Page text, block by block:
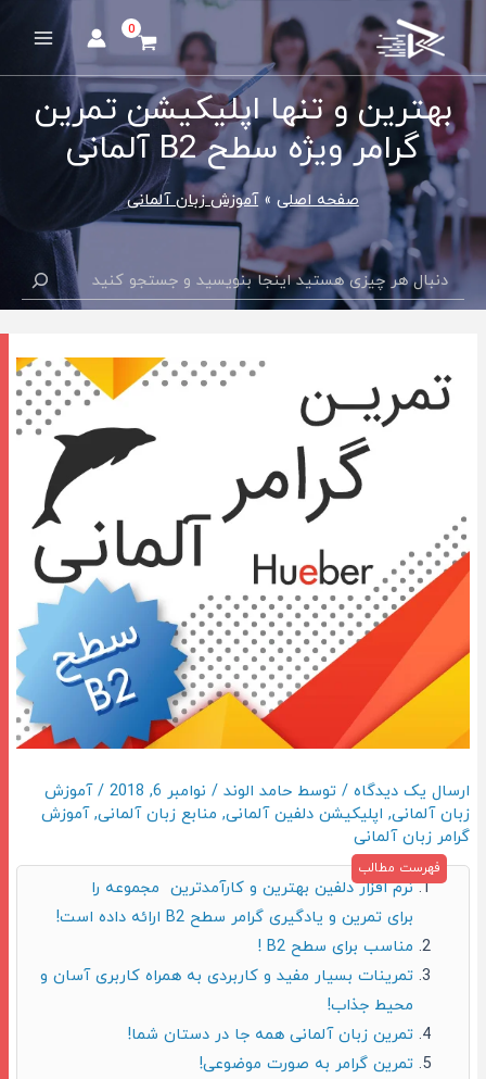
Main
بهترین و تنها اپلیکیشن تمرین
گرامر ویژه سطح B2 آلمانی
صفحه اصلی آموزش زبان آلمانی
جستجو
ارسال یک دیدگاه / توسط حامد الوند / نوامبر 6, 2018 /آموزش
زبان آلمانی, اپلیکیشن دلفین آلمانی, منابع زبان آلمانی,آموزش
گرامر زبان آلمانی
نرم افزار دلفین بهترین و کارآمدترین مجموعه را
برای تمرین و یادگیری گرامر سطح B2 ارائه داده است!
مناسب برای سطح B2 !
تمرینات بسیار مفید و کاربردی به همراه کاربری آسان و
محیط جذاب!
تمرین زبان آلمانی همه جا در دستان شما!
تمرین گرامر به صورت موضوعی!